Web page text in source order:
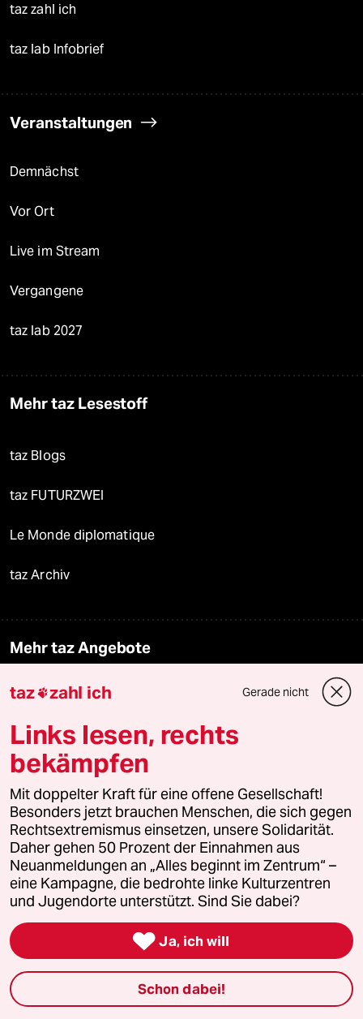
taz zahl ich
taz lab Infobrief
Veranstaltungen
Demnächst
Vor Ort
Live im Stream
Vergangene
taz lab 2027
Mehr taz Lesestoff
taz Blogs
taz FUTURZWEI
Le Monde diplomatique
taz Archiv
Mehr taz Angebote
Reisen
Kantine
Anzeigen
Fragen & Hilfe
Feedback
Aboservice
taz zahl ich Gerade nicht
Links lesen, rechts
bekämpfen
Mit doppelter Kraft für eine offene Gesellschaft!
Besonders jetzt brauchen Menschen, die sich gegen
Rechtsextremismus einsetzen, unsere Solidarität.
Daher gehen 50 Prozent der Einnahmen aus
Neuanmeldungen an „Alles beginnt im Zentrum“ –
eine Kampagne, die bedrohte linke Kulturzentren
und Jugendorte unterstützt. Sind Sie dabei?
 Ja, ich will
Schon dabei!